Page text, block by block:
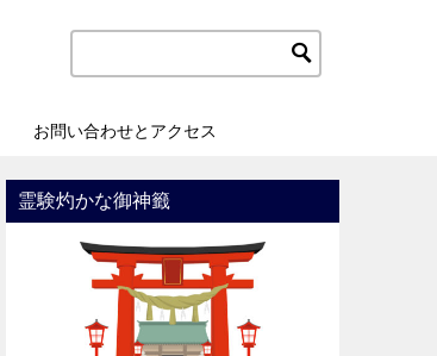
お問い合わせとアクセス
霊験灼かな御神籤